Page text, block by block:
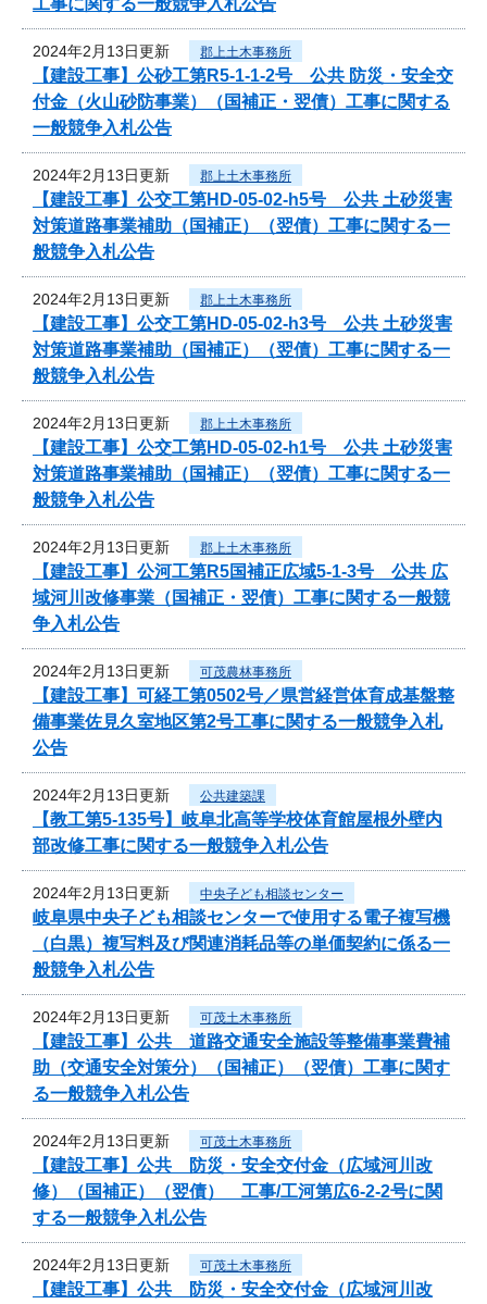
2024年2月13日更新 郡上土木事務所
【建設工事】公砂工第R5-1-1-2号 公共 防災・安全交
付金（火山砂防事業）（国補正・翌債）工事に関する
一般競争入札公告
2024年2月13日更新 郡上土木事務所
【建設工事】公交工第HD-05-02-h5号 公共 土砂災害
対策道路事業補助（国補正）（翌債）工事に関する一
般競争入札公告
2024年2月13日更新 郡上土木事務所
【建設工事】公交工第HD-05-02-h3号 公共 土砂災害
対策道路事業補助（国補正）（翌債）工事に関する一
般競争入札公告
2024年2月13日更新 郡上土木事務所
【建設工事】公交工第HD-05-02-h1号 公共 土砂災害
対策道路事業補助（国補正）（翌債）工事に関する一
般競争入札公告
2024年2月13日更新 郡上土木事務所
【建設工事】公河工第R5国補正広域5-1-3号 公共 広
域河川改修事業（国補正・翌債）工事に関する一般競
争入札公告
2024年2月13日更新 可茂農林事務所
【建設工事】可経工第0502号／県営経営体育成基盤整
備事業佐見久室地区第2号工事に関する一般競争入札
公告
2024年2月13日更新 公共建築課
【教工第5-135号】岐阜北高等学校体育館屋根外壁内
部改修工事に関する一般競争入札公告
2024年2月13日更新 中央子ども相談センター
岐阜県中央子ども相談センターで使用する電子複写機
（白黒）複写料及び関連消耗品等の単価契約に係る一
般競争入札公告
2024年2月13日更新 可茂土木事務所
【建設工事】公共 道路交通安全施設等整備事業費補
助（交通安全対策分）（国補正）（翌債）工事に関す
る一般競争入札公告
2024年2月13日更新 可茂土木事務所
【建設工事】公共 防災・安全交付金（広域河川改
修）（国補正）（翌債） 工事/工河第広6-2-2号に関
する一般競争入札公告
2024年2月13日更新 可茂土木事務所
【建設工事】公共 防災・安全交付金（広域河川改